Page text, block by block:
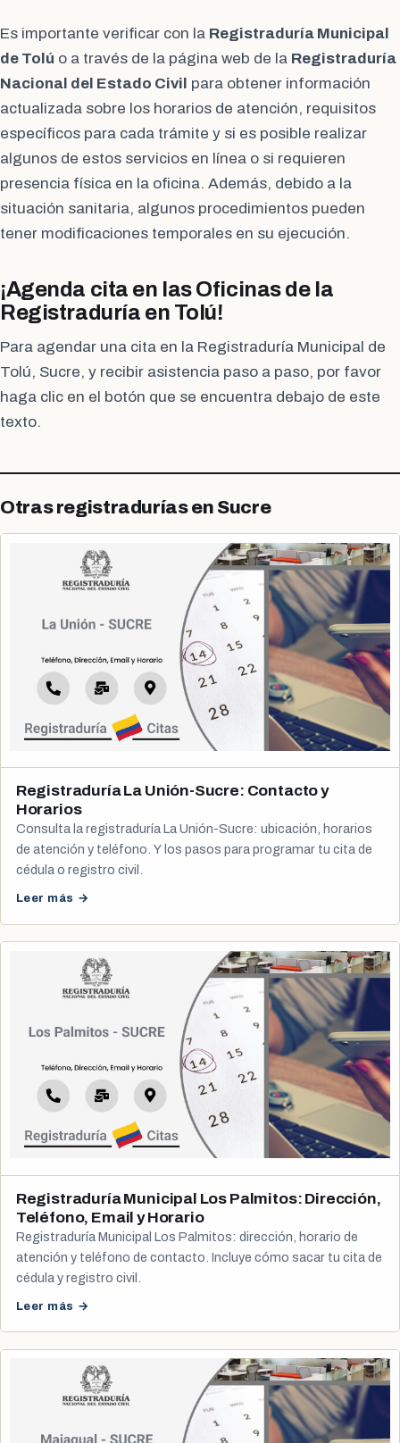
Es importante verificar con la Registraduría Municipal
de Tolú o a través de la página web de la Registraduría
Nacional del Estado Civil para obtener información
actualizada sobre los horarios de atención, requisitos
específicos para cada trámite y si es posible realizar
algunos de estos servicios en línea o si requieren
presencia física en la oficina. Además, debido a la
situación sanitaria, algunos procedimientos pueden
tener modificaciones temporales en su ejecución.
¡Agenda cita en las Oficinas de la
Registraduría en Tolú!
Para agendar una cita en la Registraduría Municipal de
Tolú, Sucre, y recibir asistencia paso a paso, por favor
haga clic en el botón que se encuentra debajo de este
texto.
Otras registradurías en Sucre
Registraduría La Unión-Sucre: Contacto y
Horarios
Consulta la registraduría La Unión-Sucre: ubicación, horarios
de atención y teléfono. Y los pasos para programar tu cita de
cédula o registro civil.
Leer más →
Registraduría Municipal Los Palmitos: Dirección,
Teléfono, Email y Horario
Registraduría Municipal Los Palmitos: dirección, horario de
atención y teléfono de contacto. Incluye cómo sacar tu cita de
cédula y registro civil.
Leer más →